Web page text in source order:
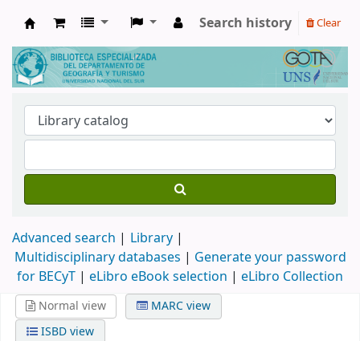
Biblioteca de Geografía y Turismo
Search history Clear
Advanced search
Library
Multidisciplinary databases | Generate your password
for BECyT | eLibro eBook selection | eLibro Collection
Normal view
MARC view
ISBD view